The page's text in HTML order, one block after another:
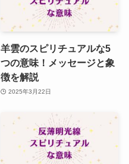
羊雲のスピリチュアルな5
つの意味！メッセージと象
徴を解説
2025年3月22日